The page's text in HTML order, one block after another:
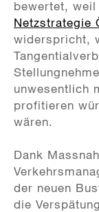
bewertet,
Netzstrategie
widerspricht,
unwesentlich
profitieren
wären.
Dank
der neuen
die